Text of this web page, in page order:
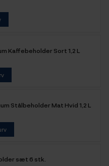
Kaffebeholder Sort 1,2 L
Stålbeholder Mat Hvid 1,2 L
sæt 6 stk.